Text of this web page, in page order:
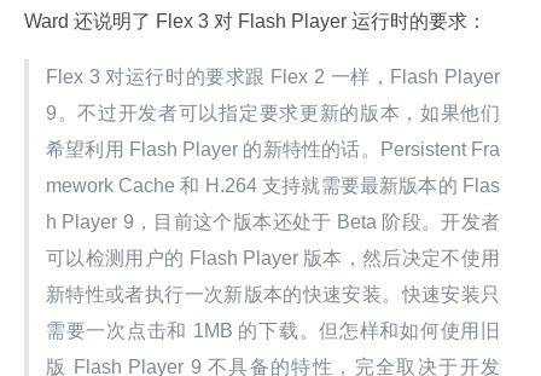
Ward 还说明了 Flex 3 对 Flash Player 运行时的要求：
Flex 3 对运行时的要求跟 Flex 2 一样，Flash Player
9。不过开发者可以指定要求更新的版本，如果他们
希望利用 Flash Player 的新特性的话。Persistent Fra
mework Cache 和 H.264 支持就需要最新版本的 Flas
h Player 9，目前这个版本还处于 Beta 阶段。开发者
可以检测用户的 Flash Player 版本，然后决定不使用
新特性或者执行一次新版本的快速安装。快速安装只
需要一次点击和 1MB 的下载。但怎样和如何使用旧
版 Flash Player 9 不具备的特性，完全取决于开发